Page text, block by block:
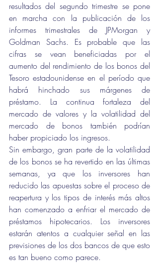
resultados del segundo trimestre se pone
en marcha con la publicación de los
informes trimestrales de JPMorgan y
Goldman Sachs. Es probable que las
cifras se vean beneficiadas por el
aumento del rendimiento de los bonos del
Tesoro estadounidense en el período que
habrá hinchado sus márgenes de
préstamo. La continua fortaleza del
mercado de valores y la volatilidad del
mercado de bonos también podrían
haber propiciado los ingresos.
Sin embargo, gran parte de la volatilidad
de los bonos se ha revertido en las últimas
semanas, ya que los inversores han
reducido las apuestas sobre el proceso de
reapertura y los tipos de interés más altos
han comenzado a enfriar el mercado de
préstamos hipotecarios. Los inversores
estarán atentos a cualquier señal en las
previsiones de los dos bancos de que esto
es tan bueno como parece.